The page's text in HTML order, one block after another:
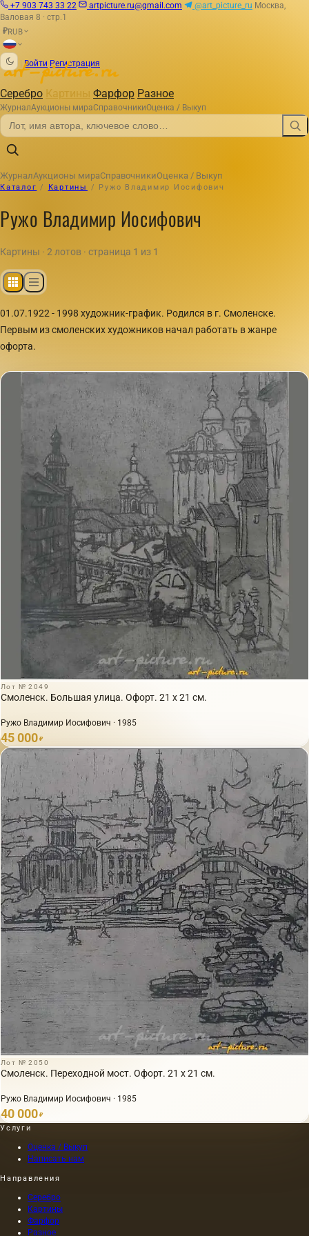
+7 903 743 33 22 artpicture.ru@gmail.com @art_picture_ru Москва,
Валовая 8 · стр.1
₽RUB
Войти Регистрация
Серебро Картины Фарфор Разное
ЖурналАукционы мираСправочникиОценка / Выкуп
ЖурналАукционы мираСправочникиОценка / Выкуп
Каталог / Картины / Ружо Владимир Иосифович
Ружо Владимир Иосифович
Картины · 2 лотов · страница 1 из 1
01.07.1922 - 1998 художник-график. Родился в г. Смоленске.
Первым из смоленских художников начал работать в жанре
офорта.
Лот № 2049
Смоленск. Большая улица. Офорт. 21 х 21 см.
Ружо Владимир Иосифович · 1985
45 000 ₽
Лот № 2050
Смоленск. Переходной мост. Офорт. 21 х 21 см.
Ружо Владимир Иосифович · 1985
40 000 ₽
Услуги
Оценка / Выкуп
Написать нам
Направления
Серебро
Картины
Фарфор
Разное